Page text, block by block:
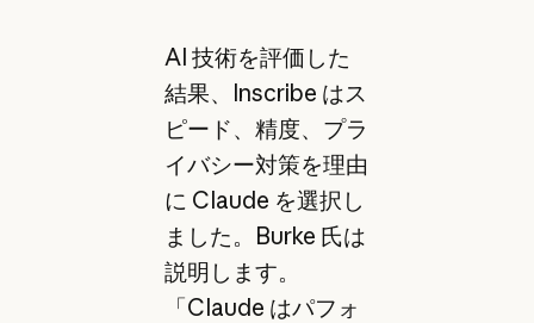
AI 技術を評価した
結果、Inscribe はス
ピード、精度、プラ
イバシー対策を理由
に Claude を選択し
ました。Burke 氏は
説明します。
「Claude はパフォ